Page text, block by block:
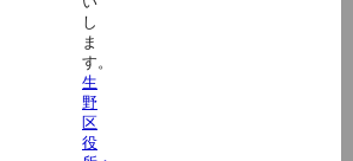
し
ま
す。
生
野
区
役